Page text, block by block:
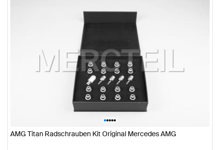
•••••
AMG Titan Radschrauben Kit Original Mercedes AMG